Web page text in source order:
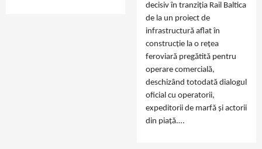
decisiv în tranziția Rail Baltica
de la un proiect de
infrastructură aflat în
construcție la o rețea
feroviară pregătită pentru
operare comercială,
deschizând totodată dialogul
oficial cu operatorii,
expeditorii de marfă și actorii
din piață.…